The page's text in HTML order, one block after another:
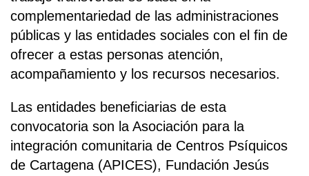
complementariedad de las administraciones
públicas y las entidades sociales con el fin de
ofrecer a estas personas atención,
acompañamiento y los recursos necesarios.
Las entidades beneficiarias de esta
convocatoria son la Asociación para la
integración comunitaria de Centros Psíquicos
de Cartagena (APICES), Fundación Jesús